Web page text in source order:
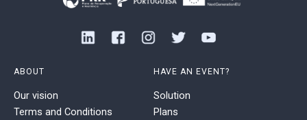
ABOUT
Our vision
Terms and Conditions
HAVE AN EVENT?
Solution
Plans